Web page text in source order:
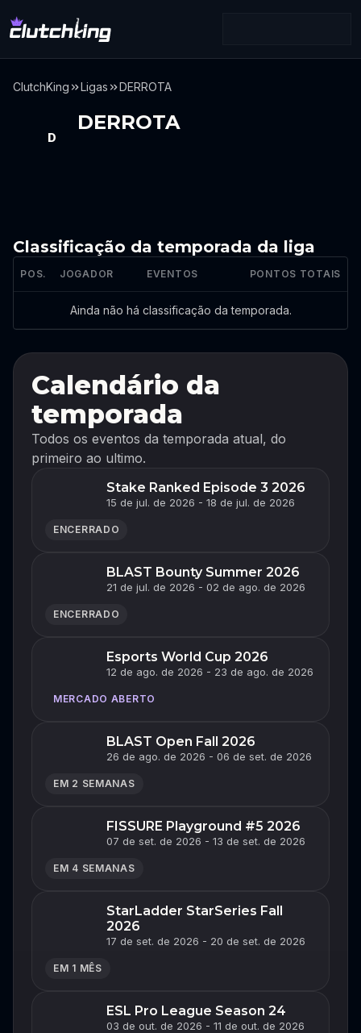
ClutchKing Ligas DERROTA
D
DERROTA
Classificação da temporada da liga
POS. JOGADOR EVENTOS PONTOS TOTAIS
Ainda não há classificação da temporada.
Calendário da
temporada
Todos os eventos da temporada atual, do
primeiro ao ultimo.
Stake Ranked Episode 3 2026
15 de jul. de 2026 - 18 de jul. de 2026
ENCERRADO
BLAST Bounty Summer 2026
21 de jul. de 2026 - 02 de ago. de 2026
ENCERRADO
Esports World Cup 2026
12 de ago. de 2026 - 23 de ago. de 2026
MERCADO ABERTO
BLAST Open Fall 2026
26 de ago. de 2026 - 06 de set. de 2026
EM 2 SEMANAS
FISSURE Playground #5 2026
07 de set. de 2026 - 13 de set. de 2026
EM 4 SEMANAS
StarLadder StarSeries Fall
2026
17 de set. de 2026 - 20 de set. de 2026
EM 1 MÊS
ESL Pro League Season 24
03 de out. de 2026 - 11 de out. de 2026